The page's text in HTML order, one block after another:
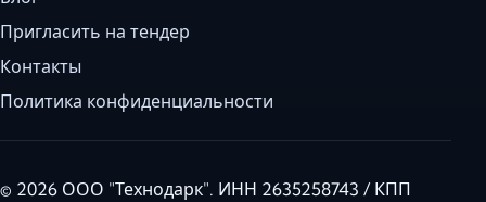
Пригласить на тендер
Контакты
Политика конфиденциальности
© 2026 ООО "Технодарк". ИНН 2635258743 / КПП